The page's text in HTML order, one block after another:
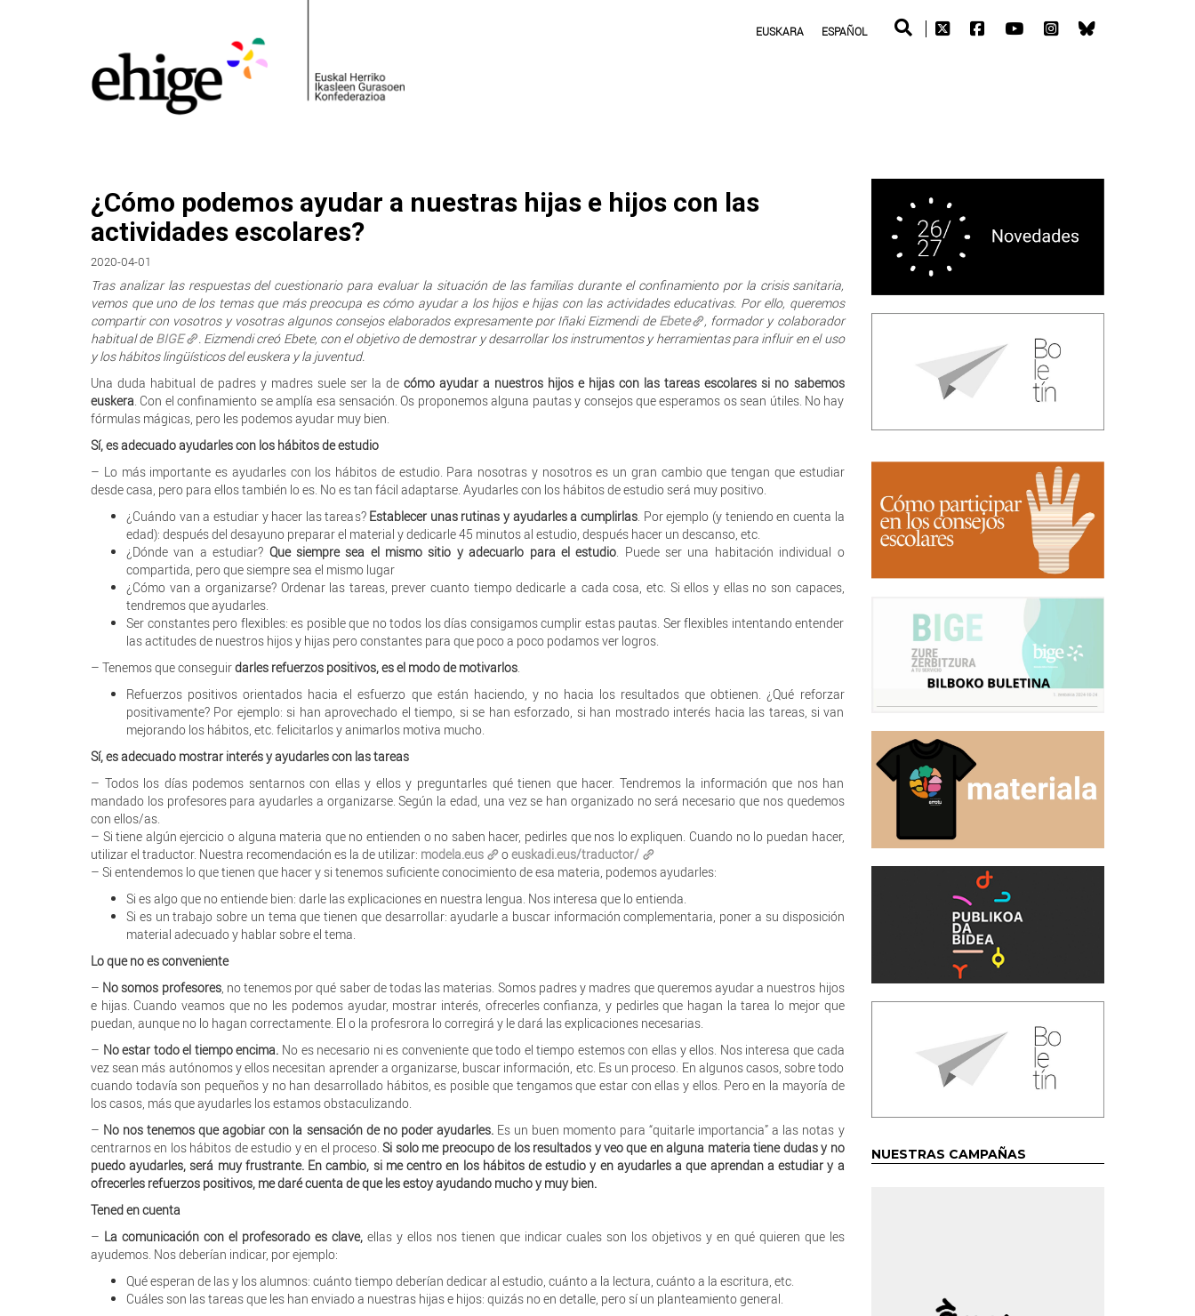
EUSKARA ESPAÑOL
¿Cómo podemos ayudar a nuestras hijas e hijos con las
actividades escolares?
2020-04-01
Tras analizar las respuestas del cuestionario para evaluar la situación de las familias durante el confinamiento por la crisis sanitaria,
vemos que uno de los temas que más preocupa es cómo ayudar a los hijos e hijas con las actividades educativas. Por ello, queremos
compartir con vosotros y vosotras algunos consejos elaborados expresamente por Iñaki Eizmendi de Ebete
, formador y colaborador
habitual de BIGE
. Eizmendi creó Ebete, con el objetivo de demostrar y desarrollar los instrumentos y herramientas para influir en el uso
y los hábitos lingüísticos del euskera y la juventud.
Una duda habitual de padres y madres suele ser la decómo ayudar a nuestros hijos e hijas con las tareas escolares si no sabemos
euskera. Con el confinamiento se amplía esa sensación. Os proponemos alguna pautas y consejos que esperamos os sean útiles. No hay
fórmulas mágicas, pero les podemos ayudar muy bien.
Sí, es adecuado ayudarles con los hábitos de estudio
– Lo más importante es ayudarles con los hábitos de estudio. Para nosotras y nosotros es un gran cambio que tengan que estudiar
desde casa, pero para ellos también lo es. No es tan fácil adaptarse. Ayudarles con los hábitos de estudio será muy positivo.
¿Cuándo van a estudiar y hacer las tareas? Establecer unas rutinas y ayudarles a cumplirlas. Por ejemplo (y teniendo en cuenta la
edad): después del desayuno preparar el material y dedicarle 45 minutos al estudio, después hacer un descanso, etc.
¿Dónde van a estudiar? Que siempre sea el mismo sitio y adecuarlo para el estudio. Puede ser una habitación individual o
compartida, pero que siempre sea el mismo lugar
¿Cómo van a organizarse? Ordenar las tareas, prever cuanto tiempo dedicarle a cada cosa, etc. Si ellos y ellas no son capaces,
tendremos que ayudarles.
Ser constantes pero flexibles: es posible que no todos los días consigamos cumplir estas pautas. Ser flexibles intentando entender
las actitudes de nuestros hijos y hijas pero constantes para que poco a poco podamos ver logros.
– Tenemos que conseguirdarles refuerzos positivos, es el modo de motivarlos.
Refuerzos positivos orientados hacia el esfuerzo que están haciendo, y no hacia los resultados que obtienen. ¿Qué reforzar
positivamente? Por ejemplo: si han aprovechado el tiempo, si se han esforzado, si han mostrado interés hacia las tareas, si van
mejorando los hábitos, etc. felicitarlos y animarlos motiva mucho.
Sí, es adecuado mostrar interés y ayudarles con las tareas
– Todos los días podemos sentarnos con ellas y ellos y preguntarles qué tienen que hacer. Tendremos la información que nos han
mandado los profesores para ayudarles a organizarse. Según la edad, una vez se han organizado no será necesario que nos quedemos
con ellos/as.
– Si tiene algún ejercicio o alguna materia que no entienden o no saben hacer, pedirles que nos lo expliquen. Cuando no lo puedan hacer,
utilizar el traductor. Nuestra recomendación es la de utilizar: modela.eus oeuskadi.eus/traductor/
– Si entendemos lo que tienen que hacer y si tenemos suficiente conocimiento de esa materia, podemos ayudarles:
Si es algo que no entiende bien: darle las explicaciones en nuestra lengua. Nos interesa que lo entienda.
Si es un trabajo sobre un tema que tienen que desarrollar: ayudarle a buscar información complementaria, poner a su disposición
material adecuado y hablar sobre el tema.
Lo que no es conveniente
– No somos profesores, no tenemos por qué saber de todas las materias. Somos padres y madres que queremos ayudar a nuestros hijos
e hijas. Cuando veamos que no les podemos ayudar, mostrar interés, ofrecerles confianza, y pedirles que hagan la tarea lo mejor que
puedan, aunque no lo hagan correctamente. El o la profesrora lo corregirá y le dará las explicaciones necesarias.
– No estar todo el tiempo encima. No es necesario ni es conveniente que todo el tiempo estemos con ellas y ellos. Nos interesa que cada
vez sean más autónomos y ellos necesitan aprender a organizarse, buscar información, etc. Es un proceso. En algunos casos, sobre todo
cuando todavía son pequeños y no han desarrollado hábitos, es posible que tengamos que estar con ellas y ellos. Pero en la mayoría de
los casos, más que ayudarles los estamos obstaculizando.
– No nos tenemos que agobiar con la sensación de no poder ayudarles.Es un buen momento para “quitarle importancia” a las notas y
centrarnos en los hábitos de estudio y en el proceso.Si solo me preocupo de los resultados y veo que en alguna materia tiene dudas y no
puedo ayudarles, será muy frustrante. En cambio, si me centro en los hábitos de estudio y en ayudarles a que aprendan a estudiar y a
ofrecerles refuerzos positivos, me daré cuenta de que les estoy ayudando mucho y muy bien.
Tened en cuenta
– La comunicación con el profesorado es clave,ellas y ellos nos tienen que indicar cuales son los objetivos y en qué quieren que les
ayudemos. Nos deberían indicar, por ejemplo:
Qué esperan de las y los alumnos: cuánto tiempo deberían dedicar al estudio, cuánto a la lectura, cuánto a la escritura, etc.
Cuáles son las tareas que les han enviado a nuestras hijas e hijos: quizás no en detalle, pero sí un planteamiento general.
NUESTRAS CAMPAÑAS